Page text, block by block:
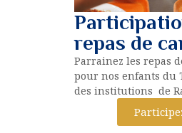
repas de
Parrainez les repas
pour nos enfants du
des institutions de